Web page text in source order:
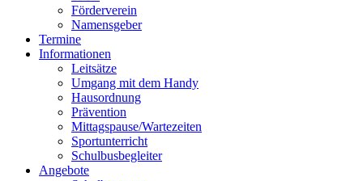
Förderverein
Namensgeber
Termine
Informationen
Leitsätze
Umgang mit dem Handy
Hausordnung
Prävention
Mittagspause/Wartezeiten
Sportunterricht
Schulbusbegleiter
Angebote